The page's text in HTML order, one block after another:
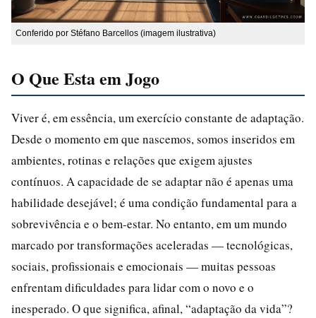
Conferido por Stéfano Barcellos (imagem ilustrativa)
O Que Esta em Jogo
Viver é, em essência, um exercício constante de adaptação.
Desde o momento em que nascemos, somos inseridos em
ambientes, rotinas e relações que exigem ajustes
contínuos. A capacidade de se adaptar não é apenas uma
habilidade desejável; é uma condição fundamental para a
sobrevivência e o bem-estar. No entanto, em um mundo
marcado por transformações aceleradas — tecnológicas,
sociais, profissionais e emocionais — muitas pessoas
enfrentam dificuldades para lidar com o novo e o
inesperado. O que significa, afinal, “adaptação da vida”?